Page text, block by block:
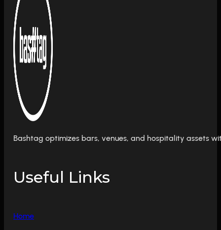
Bashtag optimizes bars, venues, and hospitality assets
Useful Links
Home